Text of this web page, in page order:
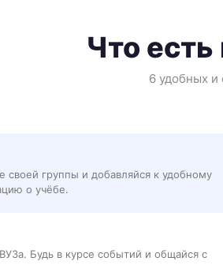
Что
6 удобных и
своей группы и добавляйся к удобному
о учёбе.
Будь в курсе событий и общайся с